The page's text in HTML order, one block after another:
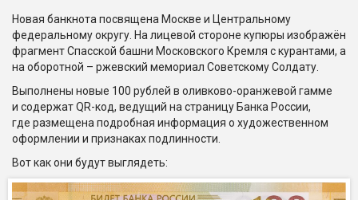
Новая банкнота посвящена Москве и Центральному
федеральному округу. На лицевой стороне купюры изображён
фрагмент Спасской башни Московского Кремля с курантами, а
на оборотной – ржевский мемориал Советскому Солдату.
Выполнены новые 100 рублей в оливково-оранжевой гамме
и содержат QR-код, ведущий на страницу Банка России,
где размещена подробная информация о художественном
оформлении и признаках подлинности.
Вот как они будут выглядеть: